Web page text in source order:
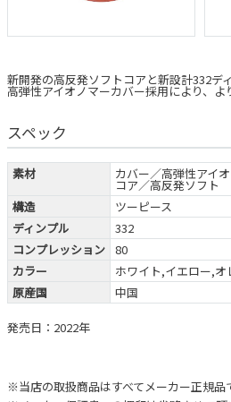
新開発の高反発ソフトコアと新設計332デ
高弾性アイオノマーカバー採用により、
スペック
素材 カバー／高弾性アイ
コア／高反発ソフト
構造
ツーピース
ディンプル
332
コンプレッション 80
カラー
ホワイト,イエロー,オ
原産国
中国
発売日：2022年
※当店の取扱商品はすべてメーカー正規品